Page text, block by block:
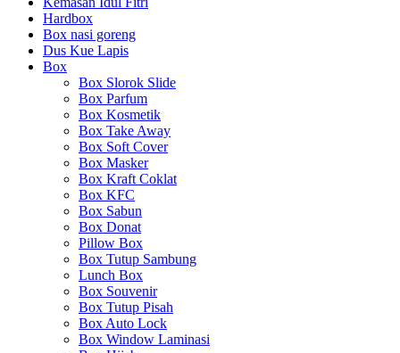
Hardbox
Box nasi goreng
Dus Kue Lapis
Box
Box Slorok Slide
Box Parfum
Box Kosmetik
Box Take Away
Box Soft Cover
Box Masker
Box Kraft Coklat
Box KFC
Box Sabun
Box Donat
Pillow Box
Box Tutup Sambung
Lunch Box
Box Souvenir
Box Tutup Pisah
Box Auto Lock
Box Window Laminasi